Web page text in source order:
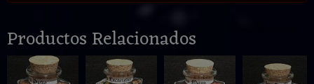
Productos Relacionados